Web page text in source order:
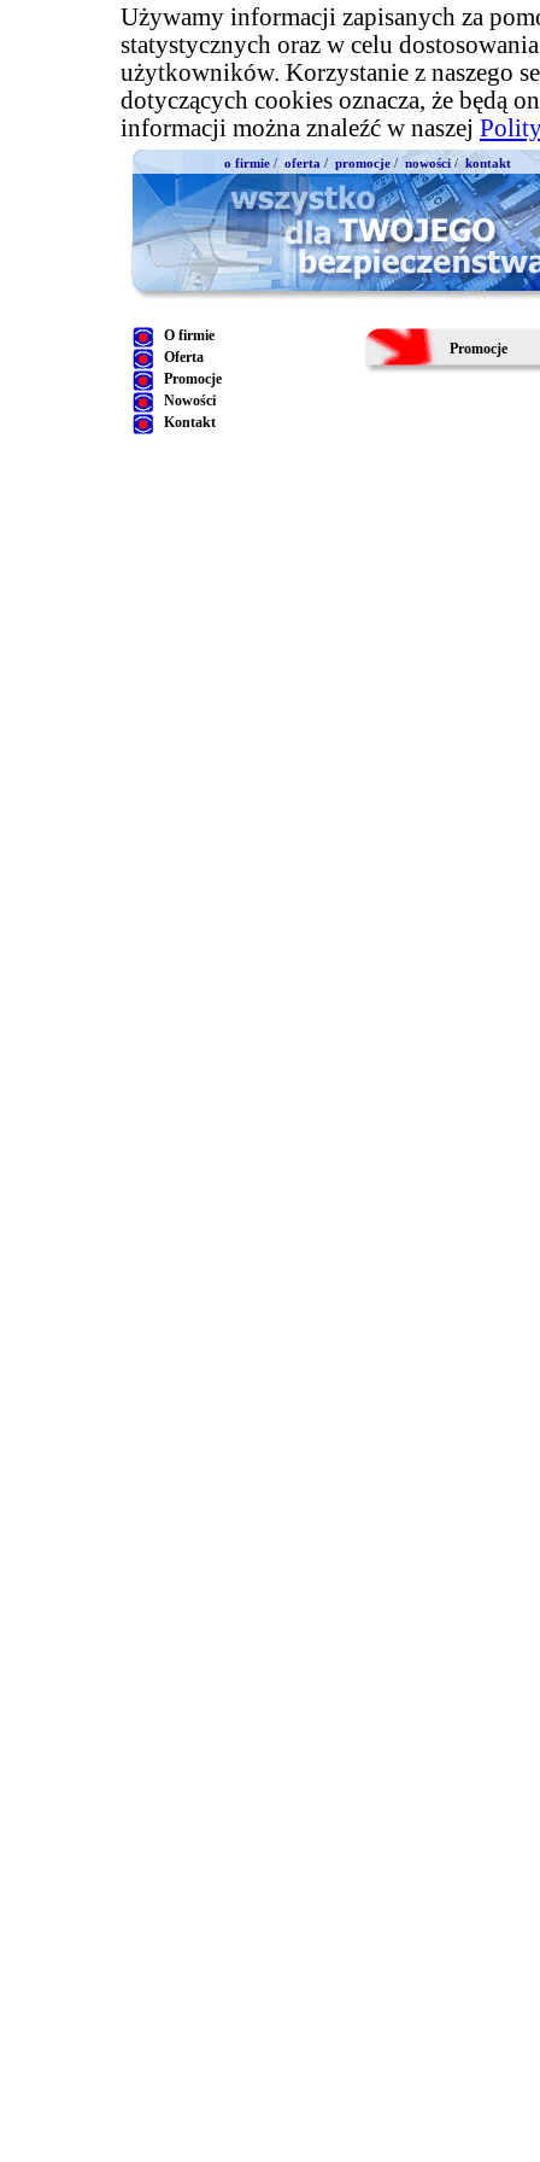
Używamy informacji zapisanych za
statystycznych oraz w celu
użytkowników. Korzystanie z naszego
dotyczących cookies oznacza, że będą
informacji można znaleźć w naszej
o firmie / oferta / promocje /nowości/kontakt
O firmie
Oferta
Promocje
Nowości
Kontakt
Promocje